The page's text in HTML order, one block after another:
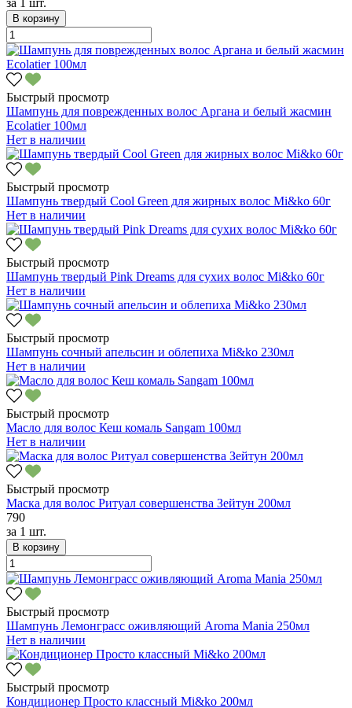
В корзину
Быстрый просмотр
Шампунь для поврежденных волос Аргана и белый жасмин
Ecolatier 100мл
Нет в наличии
Быстрый просмотр
Шампунь твердый Cool Green для жирных волос Mi&ko 60г
Нет в наличии
Быстрый просмотр
Шампунь твердый Pink Dreams для сухих волос Mi&ko 60г
Нет в наличии
Быстрый просмотр
Шампунь сочный апельсин и облепиха Mi&ko 230мл
Нет в наличии
Быстрый просмотр
Масло для волос Кеш комаль Sangam 100мл
Нет в наличии
Быстрый просмотр
Маска для волос Ритуал совершенства Зейтун 200мл
790
за 1 шт.
В корзину
Быстрый просмотр
Шампунь Лемонграсс оживляющий Aroma Mania 250мл
Нет в наличии
Быстрый просмотр
Кондиционер Просто классный Mi&ko 200мл